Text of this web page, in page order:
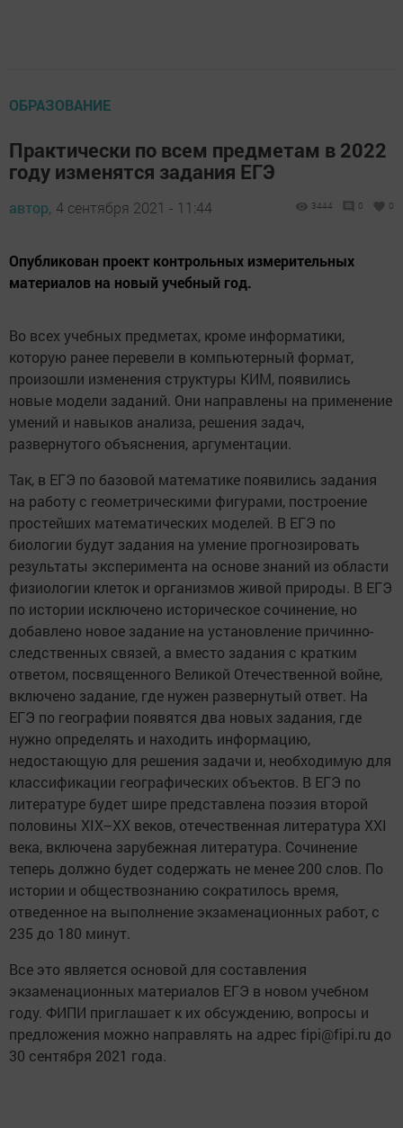
ОБРАЗОВАНИЕ
Практически по всем предметам в 2022
году изменятся задания ЕГЭ
автор, 4 сентября 2021 - 11:44 3444 0 0
Опубликован проект контрольных измерительных
материалов на новый учебный год.
Во всех учебных предметах, кроме информатики,
которую ранее перевели в компьютерный формат,
произошли изменения структуры КИМ, появились
новые модели заданий. Они направлены на применение
умений и навыков анализа, решения задач,
развернутого объяснения, аргументации.
Так, в ЕГЭ по базовой математике появились задания
на работу с геометрическими фигурами, построение
простейших математических моделей. В ЕГЭ по
биологии будут задания на умение прогнозировать
результаты эксперимента на основе знаний из области
физиологии клеток и организмов живой природы. В ЕГЭ
по истории исключено историческое сочинение, но
добавлено новое задание на установление причинно-
следственных связей, а вместо задания с кратким
ответом, посвященного Великой Отечественной войне,
включено задание, где нужен развернутый ответ. На
ЕГЭ по географии появятся два новых задания, где
нужно определять и находить информацию,
недостающую для решения задачи и, необходимую для
классификации географических объектов. В ЕГЭ по
литературе будет шире представлена поэзия второй
половины ХIХ–ХХ веков, отечественная литература ХХI
века, включена зарубежная литература. Сочинение
теперь должно будет содержать не менее 200 слов. По
истории и обществознанию сократилось время,
отведенное на выполнение экзаменационных работ, с
235 до 180 минут.
Все это является основой для составления
экзаменационных материалов ЕГЭ в новом учебном
году. ФИПИ приглашает к их обсуждению, вопросы и
предложения можно направлять на адрес fipi@fipi.ru до
30 сентября 2021 года.